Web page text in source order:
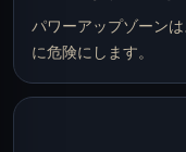
パワーアップゾーン
に危険にします。